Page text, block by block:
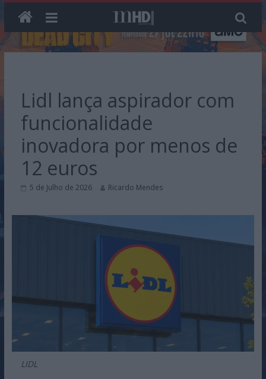
Lidl lança aspirador com
funcionalidade
inovadora por menos de
12 euros
5 de Julho de 2026 Ricardo Mendes
LIDL